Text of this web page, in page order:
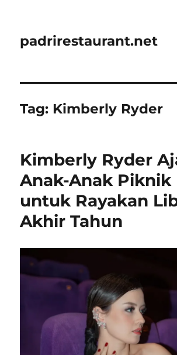
padrirestaurant.net
Tag: Kimberly Ryder
Kimberly Ryder
Anak-Anak Piknik
untuk Rayakan
Akhir Tahun